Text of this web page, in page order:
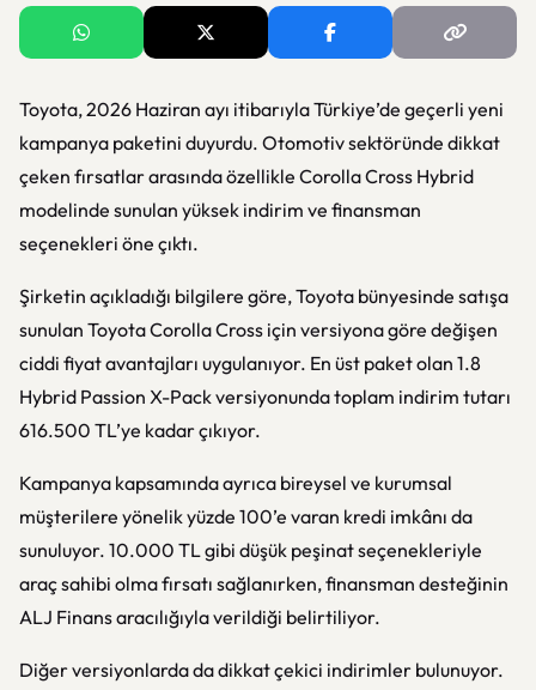
Toyota, 2026 Haziran ayı itibarıyla Türkiye’de geçerli yeni
kampanya paketini duyurdu. Otomotiv sektöründe dikkat
çeken fırsatlar arasında özellikle Corolla Cross Hybrid
modelinde sunulan yüksek indirim ve finansman
seçenekleri öne çıktı.
Şirketin açıkladığı bilgilere göre,Toyota bünyesinde satışa
sunulan Toyota Corolla Cross için versiyona göre değişen
ciddi fiyat avantajları uygulanıyor. En üst paket olan 1.8
Hybrid Passion X-Pack versiyonunda toplam indirim tutarı
616.500 TL’ye kadar çıkıyor.
Kampanya kapsamında ayrıca bireysel ve kurumsal
müşterilere yönelik yüzde 100’e varan kredi imkânı da
sunuluyor. 10.000 TL gibi düşük peşinat seçenekleriyle
araç sahibi olma fırsatı sağlanırken, finansman desteğinin
ALJ Finans aracılığıyla verildiği belirtiliyor.
Diğer versiyonlarda da dikkat çekici indirimler bulunuyor.